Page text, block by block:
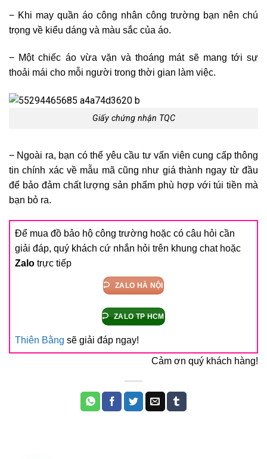
− Khi may quần áo công nhân công trường bạn nên chú
trọng về kiểu dáng và màu sắc của áo.
− Một chiếc áo vừa vặn và thoáng mát sẽ mang tới sự
thoải mái cho mỗi người trong thời gian làm việc.
Giấy chứng nhận TQC
− Ngoài ra, bạn có thể yêu cầu tư vấn viên cung cấp thông
tin chính xác về mẫu mã cũng như giá thành ngay từ đầu
để bảo đảm chất lượng sản phẩm phù hợp với túi tiền mà
bạn bỏ ra.
Để mua đồ bảo hộ công trường hoặc có câu hỏi cần
giải đáp, quý khách cứ nhắn hỏi trên khung chat hoặc
Zalo trực tiếp
ZALO HÀ NỘI
ZALO TP HCM
Thiên Bằng sẽ giải đáp ngay!
Cảm ơn quý khách hàng!